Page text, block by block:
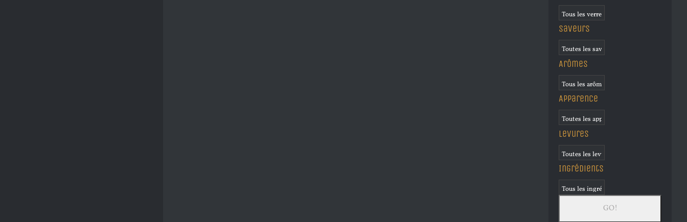
Saveurs
Arômes
Apparence
Levures
Ingrédients